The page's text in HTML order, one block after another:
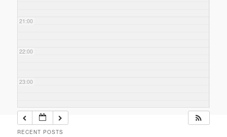
21:00
22:00
23:00
RECENT POSTS